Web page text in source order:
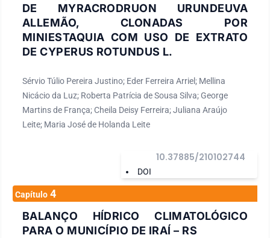
DE MYRACRODRUON URUNDEUVA
ALLEMÃO, CLONADAS POR
MINIESTAQUIA COM USO DE EXTRATO
DE CYPERUS ROTUNDUS L.
Sérvio Túlio Pereira Justino; Eder Ferreira Arriel; Mellina
Nicácio da Luz; Roberta Patrícia de Sousa Silva; George
Martins de França; Cheila Deisy Ferreira; Juliana Araújo
Leite; Maria José de Holanda Leite
DOI
10.37885/210102744
Capítulo 4
BALANÇO HÍDRICO CLIMATOLÓGICO
PARA O MUNICÍPIO DE IRAÍ – RS